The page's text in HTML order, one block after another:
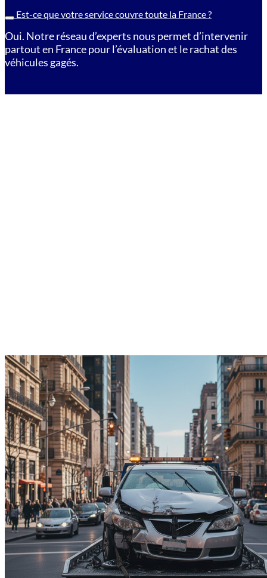
Est-ce que votre service couvre toute la France ?
Oui. Notre réseau d’experts nous permet d’intervenir
partout en France pour l’évaluation et le rachat des
véhicules gagés.